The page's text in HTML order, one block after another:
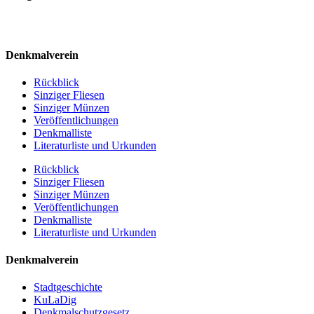
Denkmalverein
Rückblick
Sinziger Fliesen
Sinziger Münzen
Veröffentlichungen
Denkmalliste
Literaturliste und Urkunden
Rückblick
Sinziger Fliesen
Sinziger Münzen
Veröffentlichungen
Denkmalliste
Literaturliste und Urkunden
Denkmalverein
Stadtgeschichte
KuLaDig